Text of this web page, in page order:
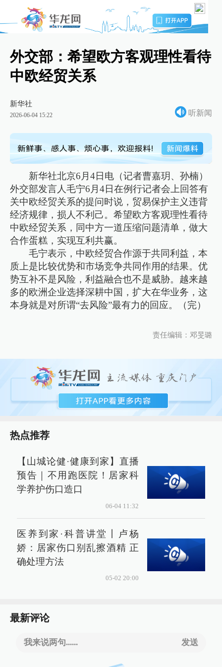
外交部：希望欧方客观理性看待
中欧经贸关系
新华社
2026-06-04 15:22 听新闻
新华社北京6月4日电（记者曹嘉玥、孙楠）
外交部发言人毛宁6月4日在例行记者会上回答有
关中欧经贸关系的提问时说，贸易保护主义违背
经济规律，损人不利己。希望欧方客观理性看待
中欧经贸关系，同中方一道压缩问题清单，做大
合作蛋糕，实现互利共赢。
毛宁表示，中欧经贸合作源于共同利益，本
质上是比较优势和市场竞争共同作用的结果。优
势互补不是风险，利益融合也不是威胁。越来越
多的欧洲企业选择深耕中国，扩大在华业务，这
本身就是对所谓“去风险”最有力的回应。（完）
责任编辑：邓旻璐
热点推荐
【山城论健·健康到家】直播
预告｜不用跑医院！居家科
学养护伤口造口
06-04 11:32
医养到家·科普讲堂丨卢杨
娇：居家伤口别乱擦酒精 正
确处理方法
05-02 20:00
最新评论
我来说两句...... 发送